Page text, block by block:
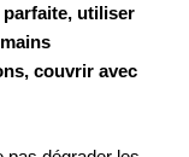
utiliser
couvrir avec